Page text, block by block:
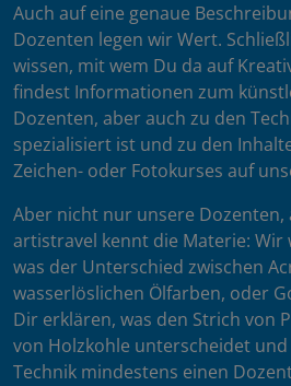
Auch auf eine genaue
Dozenten legen wir Wert.
wissen, mit wem Du da auf
findest Informationen zum
Dozenten, aber auch zu den
spezialisiert ist und zu den
Zeichen- oder Fotokurses auf
Aber nicht nur unsere Dozenten,
artistravel kennt die Materie: Wir
was der Unterschied zwischen
wasserlöslichen Ölfarben, oder
Dir erklären, was den Strich von
von Holzkohle unterscheidet
Technik mindestens einen